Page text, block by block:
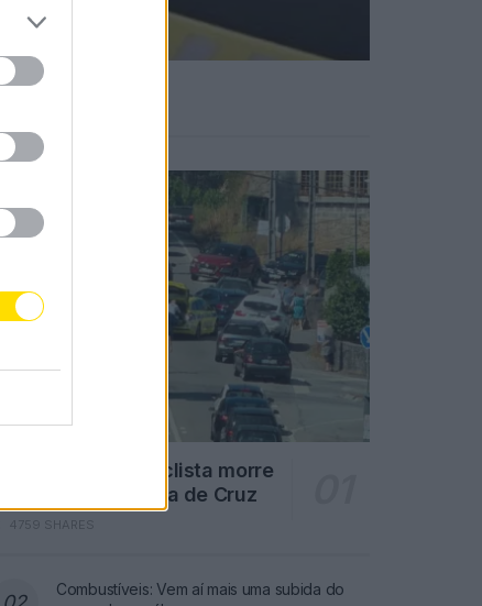
Famalicão: Motociclista morre
na N14 na freguesia de Cruz
4759 SHARES
Combustíveis: Vem aí mais uma subida do